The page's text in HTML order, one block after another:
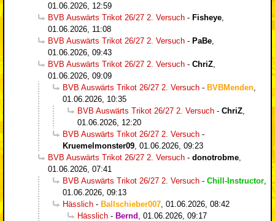
01.06.2026, 12:59
BVB Auswärts Trikot 26/27 2. Versuch - Fisheye
01.06.2026, 11:08
BVB Auswärts Trikot 26/27 2. Versuch - PaBe
01.06.2026, 09:43
BVB Auswärts Trikot 26/27 2. Versuch - ChriZ
01.06.2026, 09:09
BVB Auswärts Trikot 26/27 2. Versuch - BVBMenden
01.06.2026, 10:35
BVB Auswärts Trikot 26/27 2. Versuch - ChriZ
01.06.2026, 12:20
BVB Auswärts Trikot 26/27 2. Versuch -
Kruemelmonster09 01.06.2026, 09:23
BVB Auswärts Trikot 26/27 2. Versuch - donotrobme
01.06.2026, 07:41
BVB Auswärts Trikot 26/27 2. Versuch - Chill-Instructor
01.06.2026, 09:13
Hässlich - Ballschieber007 01.06.2026, 08:42
Hässlich - Bernd
01.06.2026, 09:17